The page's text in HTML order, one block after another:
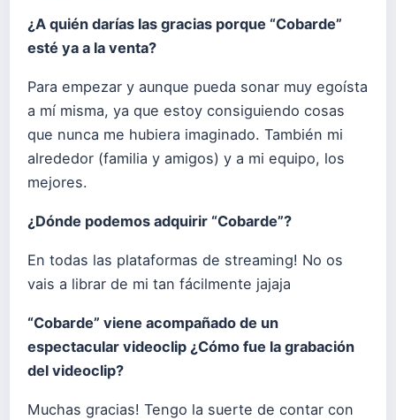
¿A quién darías las gracias porque “Cobarde”
esté ya a la venta?
Para empezar y aunque pueda sonar muy egoísta
a mí misma, ya que estoy consiguiendo cosas
que nunca me hubiera imaginado. También mi
alrededor (familia y amigos) y a mi equipo, los
mejores.
¿Dónde podemos adquirir “Cobarde”?
En todas las plataformas de streaming! No os
vais a librar de mi tan fácilmente jajaja
“Cobarde” viene acompañado de un
espectacular videoclip ¿Cómo fue la grabación
del videoclip?
Muchas gracias! Tengo la suerte de contar con